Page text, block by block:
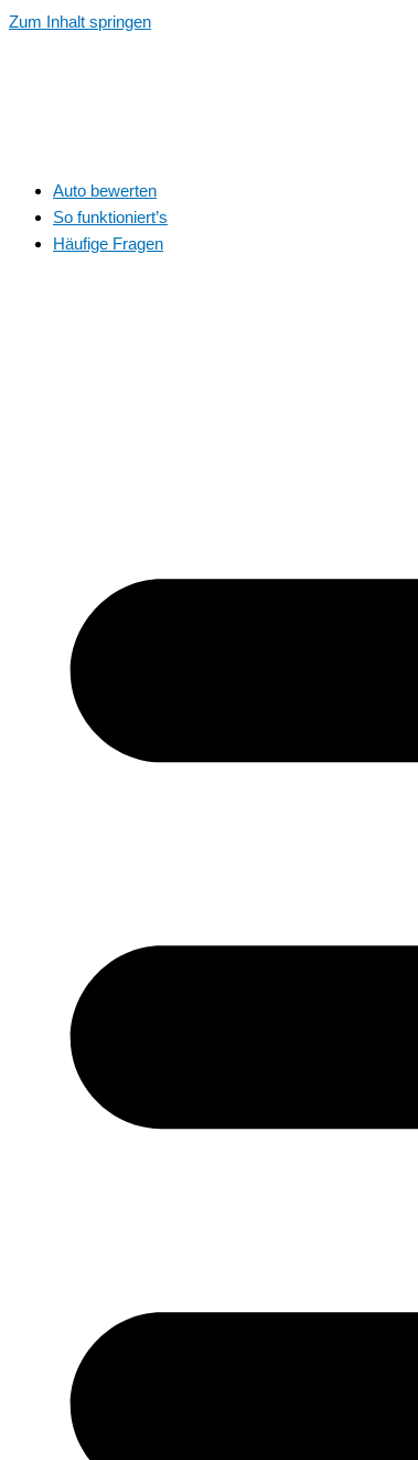
Zum Inhalt springen
Auto bewerten
So funktioniert’s
Häufige Fragen